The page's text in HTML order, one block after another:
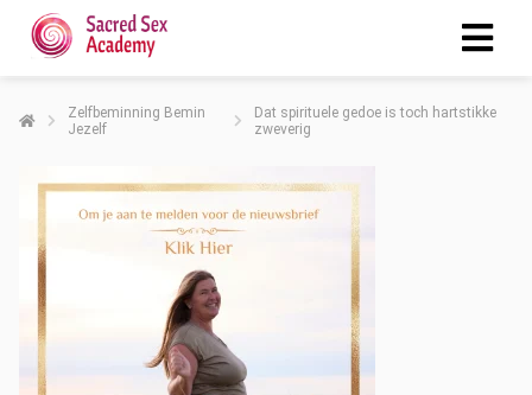
Zelfbeminning Bemin
Jezelf
Dat spirituele gedoe is toch hartstikke
zweverig